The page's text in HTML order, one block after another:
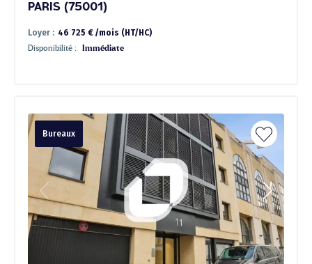
PARIS (75001)
Loyer : 46 725 € /mois (HT/HC)
Disponibilité : Immédiate
Bureaux